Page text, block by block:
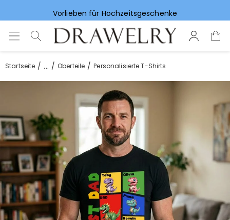
Vorlieben für Hochzeitsgeschenke
Startseite ... Oberteile Personalisierte T-Shirts